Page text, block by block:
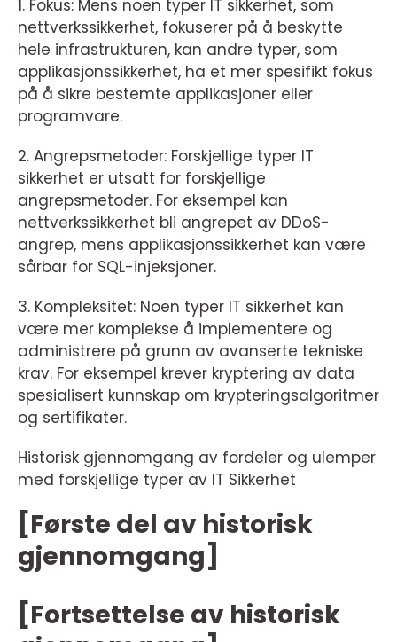
1. Fokus: Mens noen typer IT sikkerhet, som
nettverkssikkerhet, fokuserer på å beskytte
hele infrastrukturen, kan andre typer, som
applikasjonssikkerhet, ha et mer spesifikt fokus
på å sikre bestemte applikasjoner eller
programvare.
2. Angrepsmetoder: Forskjellige typer IT
sikkerhet er utsatt for forskjellige
angrepsmetoder. For eksempel kan
nettverkssikkerhet bli angrepet av DDoS-
angrep, mens applikasjonssikkerhet kan være
sårbar for SQL-injeksjoner.
3. Kompleksitet: Noen typer IT sikkerhet kan
være mer komplekse å implementere og
administrere på grunn av avanserte tekniske
krav. For eksempel krever kryptering av data
spesialisert kunnskap om krypteringsalgoritmer
og sertifikater.
Historisk gjennomgang av fordeler og ulemper
med forskjellige typer av IT Sikkerhet
[Første del av historisk
gjennomgang]
[Fortsettelse av historisk